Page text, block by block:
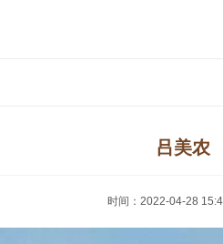
吕美农
时间：2022-04-28